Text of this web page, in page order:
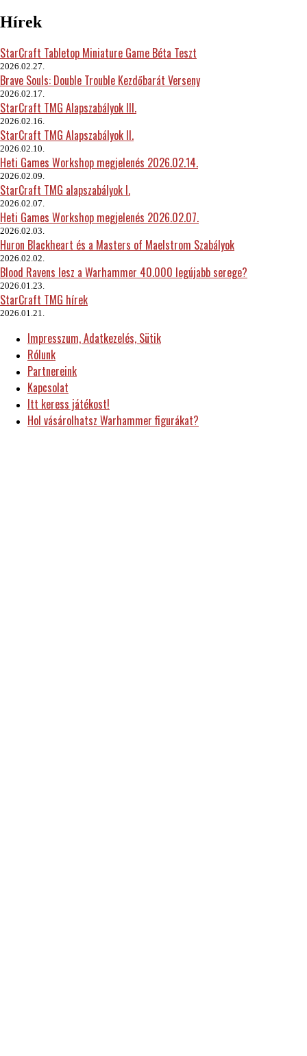
Hírek
StarCraft Tabletop Miniature Game Béta Teszt
2026.02.27.
Brave Souls: Double Trouble Kezdőbarát Verseny
2026.02.17.
StarCraft TMG Alapszabályok III.
2026.02.16.
StarCraft TMG Alapszabályok II.
2026.02.10.
Heti Games Workshop megjelenés 2026.02.14.
2026.02.09.
StarCraft TMG alapszabályok I.
2026.02.07.
Heti Games Workshop megjelenés 2026.02.07.
2026.02.03.
Huron Blackheart és a Masters of Maelstrom Szabályok
2026.02.02.
Blood Ravens lesz a Warhammer 40.000 legújabb serege?
2026.01.23.
StarCraft TMG hírek
2026.01.21.
Impresszum, Adatkezelés, Sütik
Rólunk
Partnereink
Kapcsolat
Itt keress játékost!
Hol vásárolhatsz Warhammer figurákat?